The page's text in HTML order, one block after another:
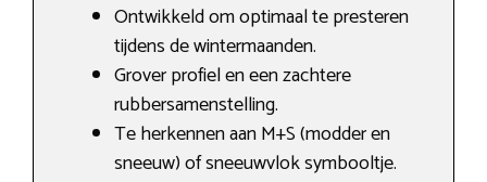
Ontwikkeld om optimaal te presteren
tijdens de wintermaanden.
Grover profiel en een zachtere
rubbersamenstelling.
Te herkennen aan M+S (modder en
sneeuw) of sneeuwvlok symbooltje.